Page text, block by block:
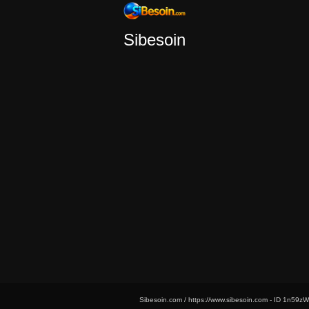
Sibesoin
Sibesoin.com / https://www.sibesoin.com - ID